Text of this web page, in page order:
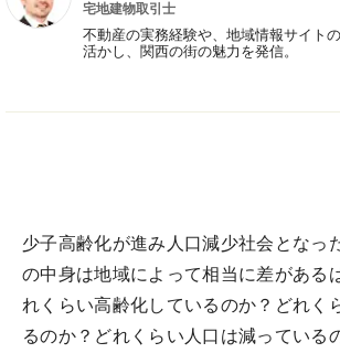
宅地建物取引士
不動産の実務経験や、地域情報サイト
活かし、関西の街の魅力を発信。
少子高齢化が進み人口減少社会となっ
の中身は地域によって相当に差がある
れくらい高齢化しているのか？どれく
るのか？どれくらい人口は減っている